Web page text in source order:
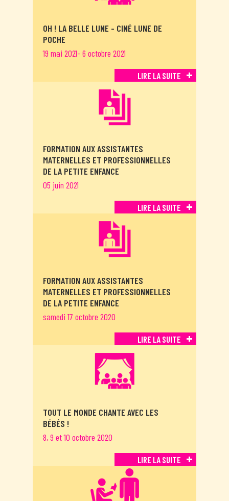
OH ! LA BELLE LUNE - CINÉ LUNE DE
POCHE
19 mai 2021- 6 octobre 2021
LIRE LA SUITE
FORMATION AUX ASSISTANTES
MATERNELLES ET PROFESSIONNELLES
DE LA PETITE ENFANCE
05 juin 2021
LIRE LA SUITE
FORMATION AUX ASSISTANTES
MATERNELLES ET PROFESSIONNELLES
DE LA PETITE ENFANCE
samedi 17 octobre 2020
LIRE LA SUITE
TOUT LE MONDE CHANTE AVEC LES
BÉBÉS !
8, 9 et 10 octobre 2020
LIRE LA SUITE